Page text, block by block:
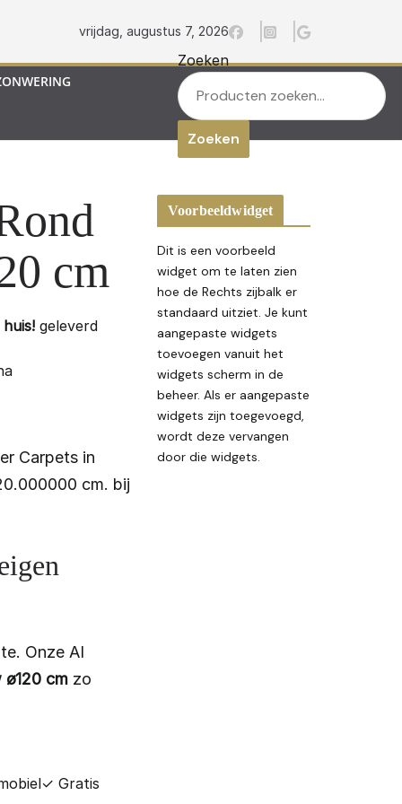
vrijdag, augustus 7, 2026
Zoeken
Zoeken
cm
geleverd
Carpets in
cm. bij
Onze AI
ø120 cmzo
✓ Gratis
Voorbeeldwidget
Dit is een voorbeeld
widget om te laten zien
hoe de Rechts zijbalk er
standaard uitziet. Je kunt
aangepaste widgets
toevoegen vanuit het
widgets scherm in de
beheer. Als er aangepaste
widgets zijn toegevoegd,
wordt deze vervangen
door die widgets.